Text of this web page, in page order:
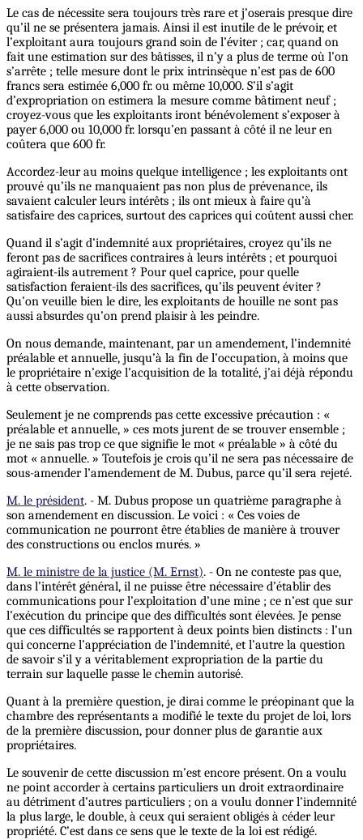
Le cas de nécessite sera toujours très rare et j’oserais presque dire
qu’il ne se présentera jamais. Ainsi il est inutile de le prévoir, et
l’exploitant aura toujours grand soin de l’éviter ; car, quand on
fait une estimation sur des bâtisses, il n’y a plus de terme où l’on
s’arrête ; telle mesure dont le prix intrinsèque n’est pas de 600
francs sera estimée 6,000 fr. ou même 10,000. S’il s’agit
d’expropriation on estimera la mesure comme bâtiment neuf ;
croyez-vous que les exploitants iront bénévolement s’exposer à
payer 6,000 ou 10,000 fr. lorsqu’en passant à côté il ne leur en
coûtera que 600 fr.
Accordez-leur au moins quelque intelligence ; les exploitants ont
prouvé qu’ils ne manquaient pas non plus de prévenance, ils
savaient calculer leurs intérêts ; ils ont mieux à faire qu’à
satisfaire des caprices, surtout des caprices qui coûtent aussi cher.
Quand il s’agit d’indemnité aux propriétaires, croyez qu’ils ne
feront pas de sacrifices contraires à leurs intérêts ; et pourquoi
agiraient-ils autrement ? Pour quel caprice, pour quelle
satisfaction feraient-ils des sacrifices, qu’ils peuvent éviter ?
Qu’on veuille bien le dire, les exploitants de houille ne sont pas
aussi absurdes qu’on prend plaisir à les peindre.
On nous demande, maintenant, par un amendement, l’indemnité
préalable et annuelle, jusqu’à la fin de l’occupation, à moins que
le propriétaire n’exige l’acquisition de la totalité, j’ai déjà répondu
à cette observation.
Seulement je ne comprends pas cette excessive précaution : «
préalable et annuelle, » ces mots jurent de se trouver ensemble ;
je ne sais pas trop ce que signifie le mot « préalable » à côté du
mot « annuelle. » Toutefois je crois qu’il ne sera pas nécessaire de
sous-amender l’amendement de M. Dubus, parce qu’il sera rejeté.
M. le président. - M. Dubus propose un quatrième paragraphe à
son amendement en discussion. Le voici : « Ces voies de
communication ne pourront être établies de manière à trouver
des constructions ou enclos murés. »
M. le ministre de la justice (M. Ernst). - On ne conteste pas que,
dans l’intérêt général, il ne puisse être nécessaire d’établir des
communications pour l’exploitation d’une mine ; ce n’est que sur
l’exécution du principe que des difficultés sont élevées. Je pense
que ces difficultés se rapportent à deux points bien distincts : l’un
qui concerne l’appréciation de l’indemnité, et l’autre la question
de savoir s’il y a véritablement expropriation de la partie du
terrain sur laquelle passe le chemin autorisé.
Quant à la première question, je dirai comme le préopinant que la
chambre des représentants a modifié le texte du projet de loi, lors
de la première discussion, pour donner plus de garantie aux
propriétaires.
Le souvenir de cette discussion m’est encore présent. On a voulu
ne point accorder à certains particuliers un droit extraordinaire
au détriment d’autres particuliers ; on a voulu donner l’indemnité
la plus large, le double, à ceux qui seraient obligés à céder leur
propriété. C’est dans ce sens que le texte de la loi est rédigé.